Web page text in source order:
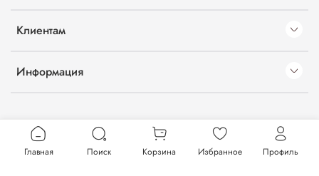
Клиентам
Информация
Главная Поиск Корзина Избранное Профиль